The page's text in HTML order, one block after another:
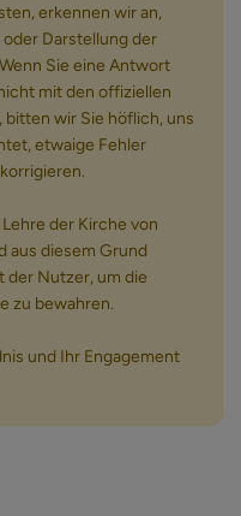
erkennen wir an,
Darstellung der
Sie eine Antwort
mit den offiziellen
wir Sie höflich, uns
etwaige Fehler
der Kirche von
aus diesem Grund
der Nutzer, um die
zu bewahren.
und Ihr Engagement